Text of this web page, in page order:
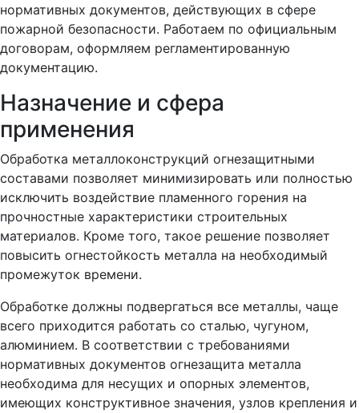
нормативных документов, действующих в сфере
пожарной безопасности. Работаем по официальным
договорам, оформляем регламентированную
документацию.
Назначение и сфера
применения
Обработка металлоконструкций огнезащитными
составами позволяет минимизировать или полностью
исключить воздействие пламенного горения на
прочностные характеристики строительных
материалов. Кроме того, такое решение позволяет
повысить огнестойкость металла на необходимый
промежуток времени.
Обработке должны подвергаться все металлы, чаще
всего приходится работать со сталью, чугуном,
алюминием. В соответствии с требованиями
нормативных документов огнезащита металла
необходима для несущих и опорных элементов,
имеющих конструктивное значения, узлов крепления и